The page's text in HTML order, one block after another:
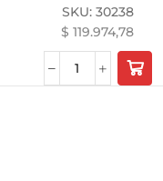
SKU: 30238
$ 119.974,78